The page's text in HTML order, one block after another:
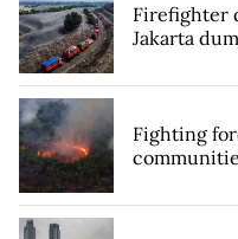
Firefighter
Jakarta
Fighting